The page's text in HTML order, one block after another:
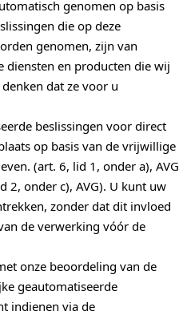
genomen op basis
die op deze
genomen, zijn van
diensten en producten die wij
dat ze voor u
beslissingen voor direct
op basis van de vrijwillige
(art. 6, lid 1, onder a), AVG
2, onder c), AVG). U kunt uw
zonder dat dit invloed
de verwerking vóór de
onze beoordeling van de
geautomatiseerde
indienen via de